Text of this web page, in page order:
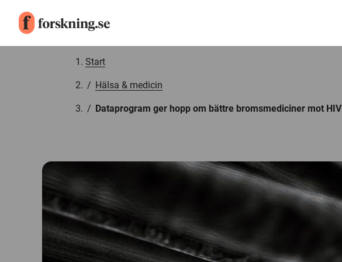
Start
/ Hälsa & medicin
/ Dataprogram ger hopp om bättre bromsmediciner mot HIV